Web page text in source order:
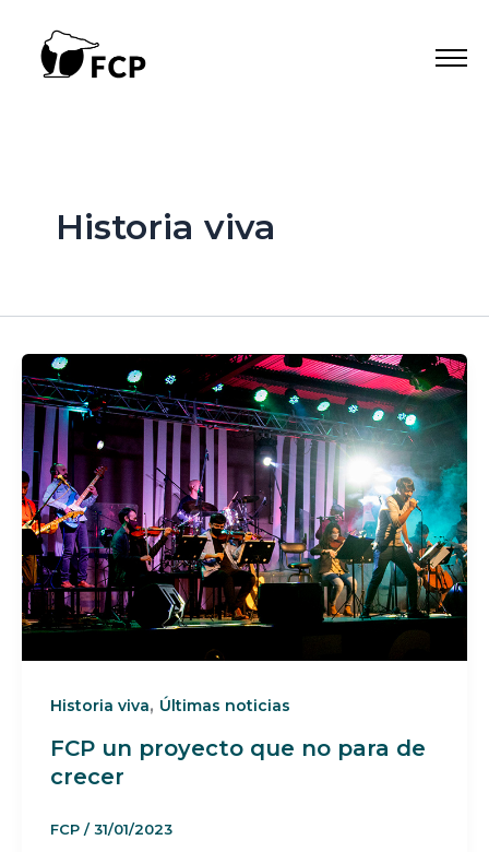
contenido
Historia viva
Historia viva, Últimas noticias
FCP un proyecto que no para de
crecer
FCP /31/01/2023